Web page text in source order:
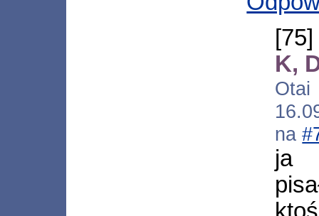
K,
na
ja